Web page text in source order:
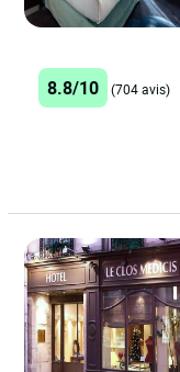
8.8/10 (704 avis)